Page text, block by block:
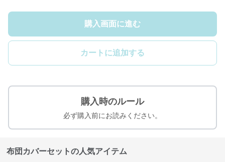
購入画面に進む
カートに追加する
購入時のルール
必ず購入前にお読みください。
布団カバーセットの人気アイテム